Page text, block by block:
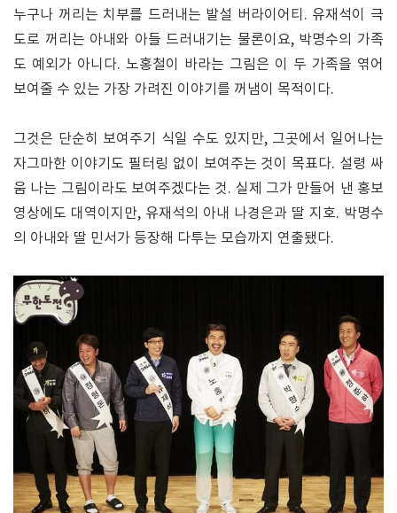
누구나 꺼리는 치부를 드러내는 발설 버라이어티. 유재석이 극
도로 꺼리는 아내와 아들 드러내기는 물론이요, 박명수의 가족
도 예외가 아니다. 노홍철이 바라는 그림은 이 두 가족을 엮어
보여줄 수 있는 가장 가려진 이야기를 꺼냄이 목적이다.
그것은 단순히 보여주기 식일 수도 있지만, 그곳에서 일어나는
자그마한 이야기도 필터링 없이 보여주는 것이 목표다. 설령 싸
움 나는 그림이라도 보여주겠다는 것. 실제 그가 만들어 낸 홍보
영상에도 대역이지만, 유재석의 아내 나경은과 딸 지호. 박명수
의 아내와 딸 민서가 등장해 다투는 모습까지 연출됐다.